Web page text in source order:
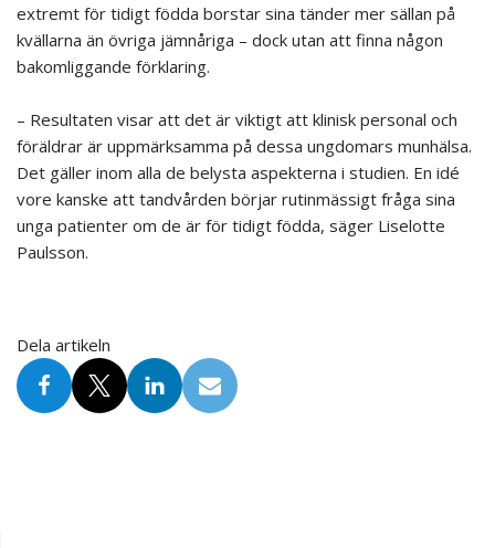
extremt för tidigt födda borstar sina tänder mer sällan på
kvällarna än övriga jämnåriga – dock utan att finna någon
bakomliggande förklaring.
– Resultaten visar att det är viktigt att klinisk personal och
föräldrar är uppmärksamma på dessa ungdomars munhälsa.
Det gäller inom alla de belysta aspekterna i studien. En idé
vore kanske att tandvården börjar rutinmässigt fråga sina
unga patienter om de är för tidigt födda, säger Liselotte
Paulsson.
Dela artikeln